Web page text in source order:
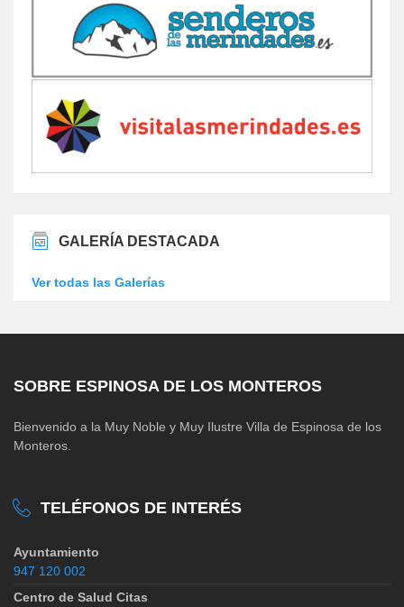
GALERÍA DESTACADA
Ver todas las Galerías
SOBRE ESPINOSA DE LOS MONTEROS
Bienvenido a la Muy Noble y Muy Ilustre Villa de Espinosa de los
Monteros.
TELÉFONOS DE INTERÉS
Ayuntamiento
947 120 002
Centro de Salud Citas